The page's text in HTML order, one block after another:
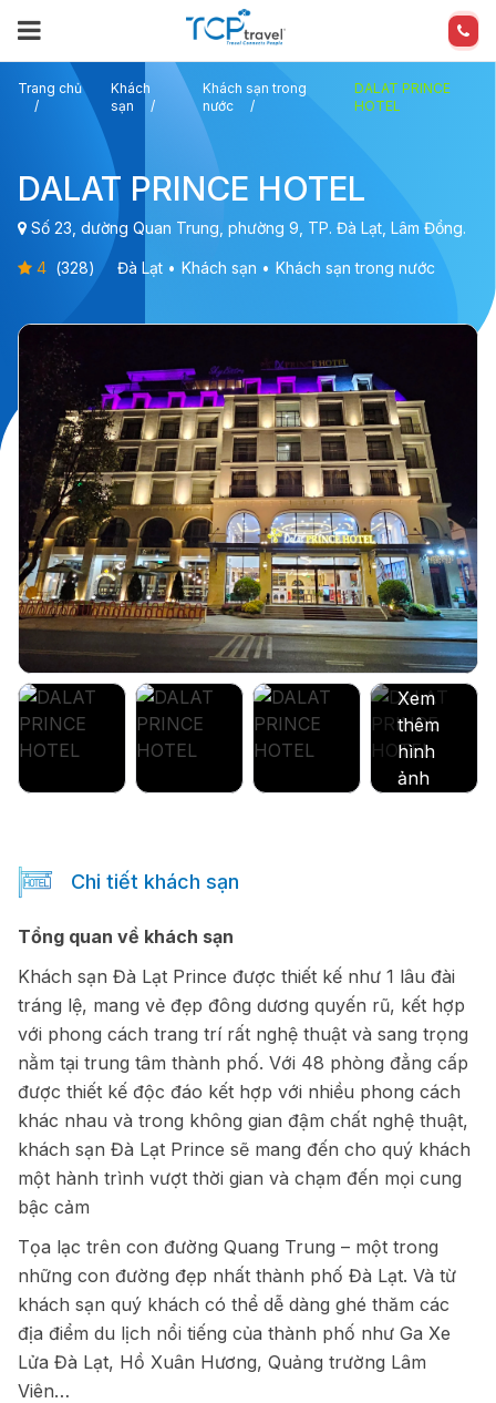
Trang chủ
Khách
sạn
Khách sạn trong
nước
DALAT PRINCE
HOTEL
DALAT PRINCE HOTEL
Số 23, dường Quan Trung, phường 9, TP. Đà Lạt, Lâm Đồng.
4 (328) Đà Lạt Khách sạn Khách sạn trong nước
Chi tiết khách sạn
Tổng quan về khách sạn
Khách sạn Đà Lạt Prince được thiết kế như 1 lâu đài
tráng lệ, mang vẻ đẹp đông dương quyến rũ, kết hợp
với phong cách trang trí rất nghệ thuật và sang trọng
nằm tại trung tâm thành phố. Với 48 phòng đẳng cấp
được thiết kế độc đáo kết hợp với nhiều phong cách
khác nhau và trong không gian đậm chất nghệ thuật,
khách sạn Đà Lạt Prince sẽ mang đến cho quý khách
một hành trình vượt thời gian và chạm đến mọi cung
bậc cảm
Tọa lạc trên con đường Quang Trung – một trong
những con đường đẹp nhất thành phố Đà Lạt. Và từ
khách sạn quý khách có thể dễ dàng ghé thăm các
địa điểm du lịch nổi tiếng của thành phố như Ga Xe
Lửa Đà Lạt, Hồ Xuân Hương, Quảng trường Lâm
Viên…